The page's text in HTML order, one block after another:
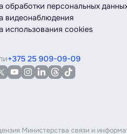
обработки персональных
видеонаблюдения
использования cookies
+375 25 909-09-09
Министерства связи и